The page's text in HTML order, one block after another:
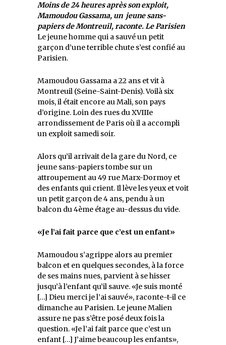
Moins de 24 heures après son exploit,
Mamoudou Gassama, un jeune sans-
papiers de Montreuil, raconte.Le Parisien
Le jeune homme qui a sauvé un petit
garçon d’une terrible chute s’est confié au
Parisien.
Mamoudou Gassama a 22 ans et vit à
Montreuil (Seine-Saint-Denis). Voilà six
mois, il était encore au Mali, son pays
d’origine. Loin des rues du XVIIIe
arrondissement de Paris où il a accompli
un exploit samedi soir.
Alors qu’il arrivait de la gare du Nord, ce
jeune sans-papiers tombe sur un
attroupement au 49 rue Marx-Dormoy et
des enfants qui crient. Il lève les yeux et voit
un petit garçon de 4 ans, pendu à un
balcon du 4ème étage au-dessus du vide.
«Je l’ai fait parce que c’est un enfant»
Mamoudou s’agrippe alors au premier
balcon et en quelques secondes, à la force
de ses mains nues, parvient à se hisser
jusqu’à l’enfant qu’il sauve. «Je suis monté
[…] Dieu merci je l’ai sauvé», raconte-t-il ce
dimanche au Parisien. Le jeune Malien
assure ne pas s’être posé deux fois la
question. «Je l’ai fait parce que c’est un
enfant […] J’aime beaucoup les enfants»,